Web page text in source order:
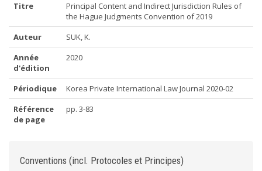
Titre
Principal Content and Indirect Jurisdiction Rules of
the Hague Judgments Convention of 2019
Auteur
SUK, K.
Année
d'édition
2020
Périodique
Korea Private International Law Journal 2020-02
Référence
de page
pp. 3-83
Conventions (incl. Protocoles et Principes)